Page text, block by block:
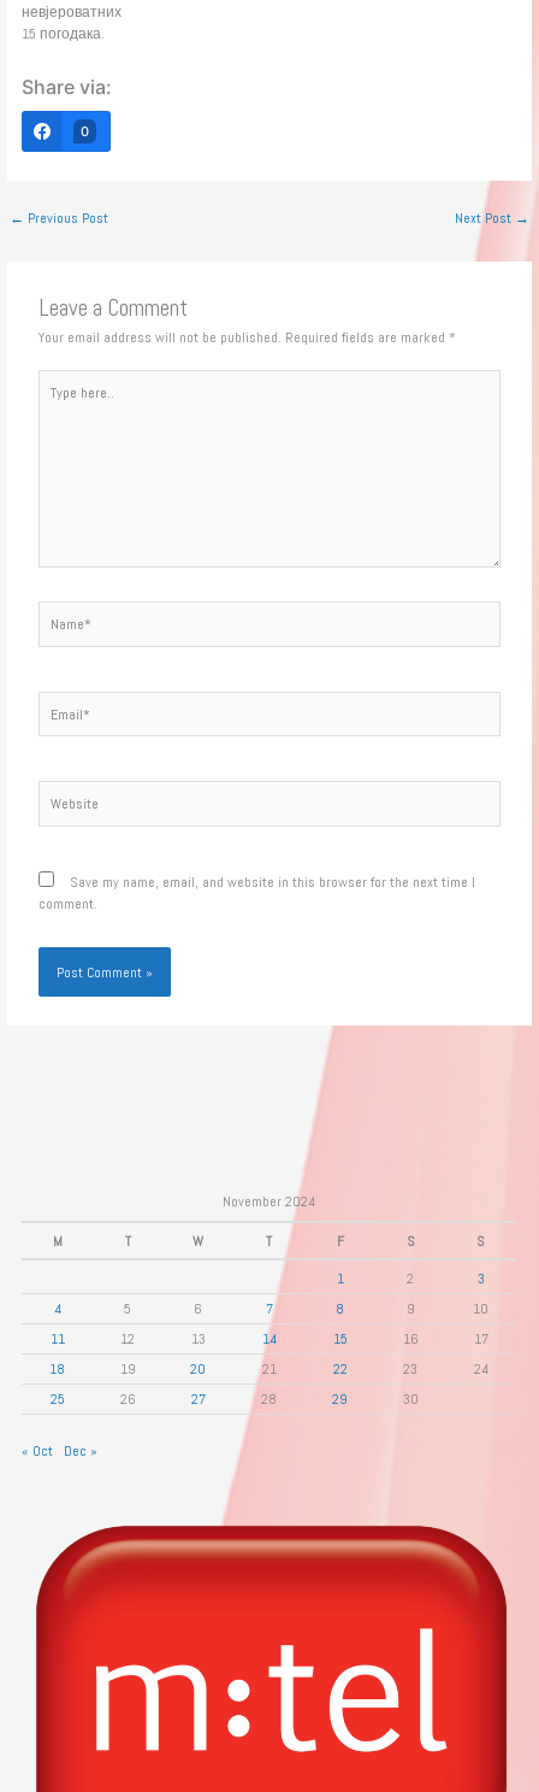
невјероватних
15 погодака.
Share via:
0
← Previous Post Next Post →
Leave a Comment
Your email address will not be published. Required fields are marked *
here..
Save my name, email, and website in this browser for the next time I
comment.
November 2024
M T W T F S S
1 2
3
4
5 6 7 8 9
10
11
12 13 14 15 16
17
18
19 20 21 22 23
24
25
26 27 28 29 30
« Oct Dec »